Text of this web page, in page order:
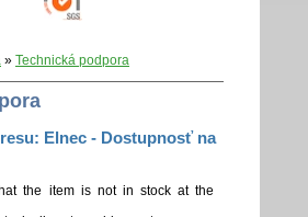
» Technická podpora
Elnec - Dostupnosť na
the item is not in stock at the